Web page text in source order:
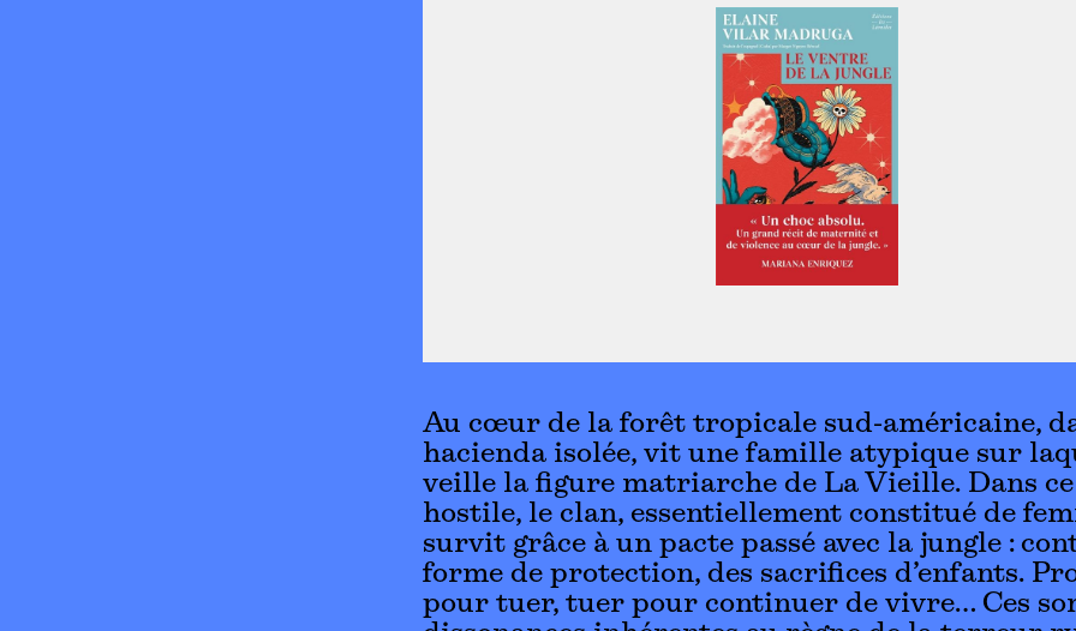
Au cœur de la forêt tropicale sud-américaine,
hacienda isolée, vit une famille atypique sur
veille la figure matriarche de La Vieille. Dans
hostile, le clan, essentiellement constitué de
survit grâce à un pacte passé avec la jungle :
forme de protection, des sacrifices d’enfants.
pour tuer, tuer pour continuer de vivre… Ces